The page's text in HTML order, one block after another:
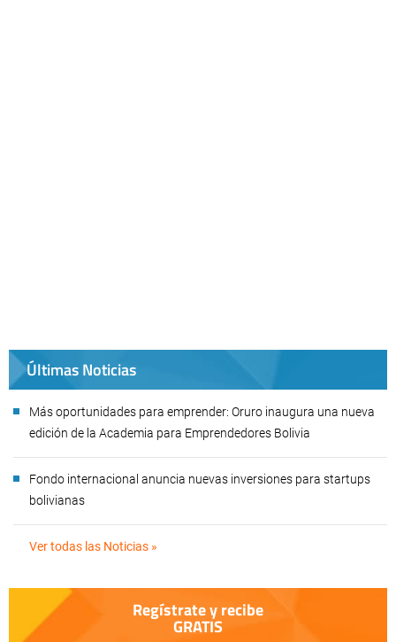
Últimas Noticias
Más oportunidades para emprender: Oruro inaugura una nueva
edición de la Academia para Emprendedores Bolivia
Fondo internacional anuncia nuevas inversiones para startups
bolivianas
Ver todas las Noticias »
Regístrate y recibe
GRATIS